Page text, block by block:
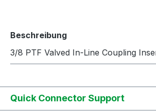
Beschreibung
3/8 PTF Valved In-Line Coupling
Quick Connector Support